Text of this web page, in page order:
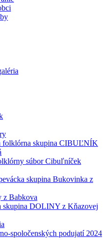
folklórna skupina CIBUĽNÍK
súbor Cibuľníček
skupina Bukovinka z
z Babkova
skupina DOLINY z Kňazovej
spoločenských podujatí 2024